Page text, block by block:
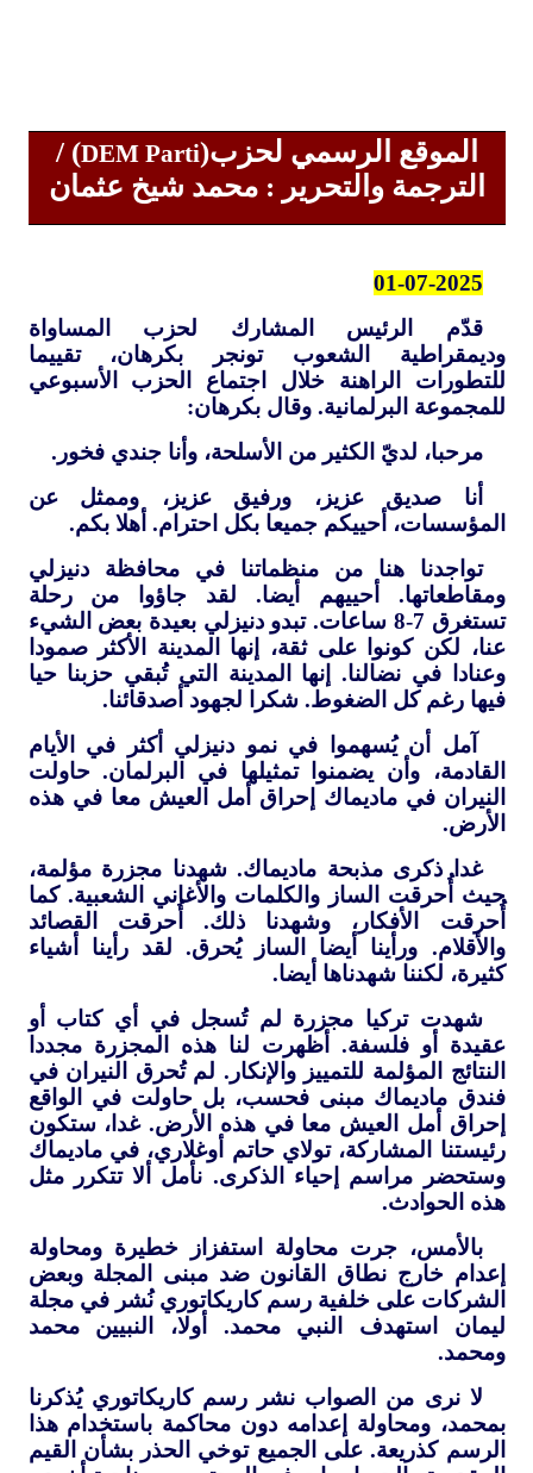
الموقع الرسمي لحزب(DEM Parti
) /
الترجمة والتحرير : محمد شيخ عثمان
01-07-2025
قدّم الرئيس المشارك لحزب المساواة
وديمقراطية الشعوب تونجر بكرهان، تقييما
للتطورات الراهنة خلال اجتماع الحزب الأسبوعي
للمجموعة البرلمانية. وقال بكرهان:
مرحبا، لديّ الكثير من الأسلحة، وأنا جندي فخور.
أنا صديق عزيز، ورفيق عزيز، وممثل عن
المؤسسات، أحييكم جميعا بكل احترام. أهلا بكم.
تواجدنا هنا من منظماتنا في محافظة دنيزلي
ومقاطعاتها. أحييهم أيضا. لقد جاؤوا من رحلة
تستغرق 7-8 ساعات. تبدو دنيزلي بعيدة بعض الشيء
عنا، لكن كونوا على ثقة، إنها المدينة الأكثر صمودا
وعنادا في نضالنا. إنها المدينة التي تُبقي حزبنا حيا
فيها رغم كل الضغوط. شكرا لجهود أصدقائنا.
آمل أن يُسهموا في نمو دنيزلي أكثر في الأيام
القادمة، وأن يضمنوا تمثيلها في البرلمان. حاولت
النيران في ماديماك إحراق أمل العيش معا في هذه
الأرض.
غدا ذكرى مذبحة ماديماك. شهدنا مجزرة مؤلمة،
حيث أُحرقت الساز والكلمات والأغاني الشعبية. كما
أُحرقت الأفكار، وشهدنا ذلك. أُحرقت القصائد
والأقلام. ورأينا أيضا الساز يُحرق. لقد رأينا أشياء
كثيرة، لكننا شهدناها أيضا.
شهدت تركيا مجزرة لم تُسجل في أي كتاب أو
عقيدة أو فلسفة. أظهرت لنا هذه المجزرة مجددا
النتائج المؤلمة للتمييز والإنكار. لم تُحرق النيران في
فندق ماديماك مبنى فحسب، بل حاولت في الواقع
إحراق أمل العيش معا في هذه الأرض. غدا، ستكون
رئيستنا المشاركة، تولاي حاتم أوغلاري، في ماديماك
وستحضر مراسم إحياء الذكرى. نأمل ألا تتكرر مثل
هذه الحوادث.
بالأمس، جرت محاولة استفزاز خطيرة ومحاولة
إعدام خارج نطاق القانون ضد مبنى المجلة وبعض
الشركات على خلفية رسم كاريكاتوري نُشر في مجلة
ليمان استهدف النبي محمد. أولا، النبيين محمد
ومحمد.
لا نرى من الصواب نشر رسم كاريكاتوري يُذكرنا
بمحمد، ومحاولة إعدامه دون محاكمة باستخدام هذا
الرسم كذريعة. على الجميع توخي الحذر بشأن القيم